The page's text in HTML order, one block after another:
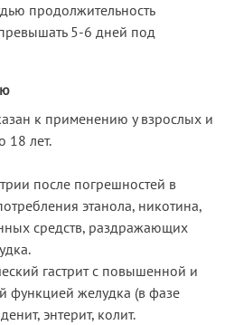
продолжительность
5-6 дней под
к применению у взрослых и
18 лет.
после погрешностей в
этанола, никотина,
средств, раздражающих
гастрит с повышенной и
функцией желудка (в фазе
энтерит, колит.